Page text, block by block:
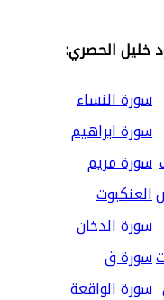
خليل الحصري:
سورة النساء
سورة ابراهيم
سورة مريم
العنكبوت
سورة الدخان
سورة ق
سورة الواقعة